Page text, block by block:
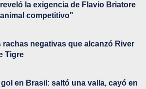
la exigencia de Flavio Briatore
competitivo"
rachas negativas que alcanzó River
Tigre
en Brasil: saltó una valla, cayó en